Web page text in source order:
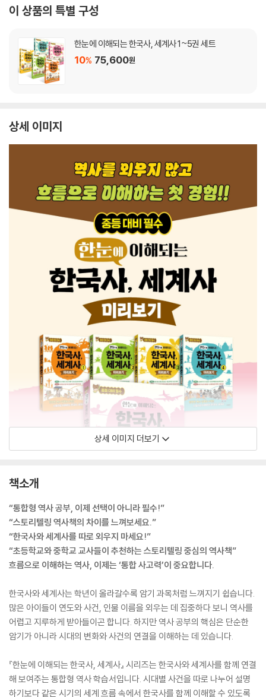
이 상품의 특별 구성
한눈에 이해되는 한국사, 세계사 1~5권 세트
10% 75,600원
상세 이미지
상세 이미지 더보기
책소개
“통합형 역사 공부, 이제 선택이 아니라 필수!”
“스토리텔링 역사책의 차이를 느껴보세요.”
“한국사와 세계사를 따로 외우지 마세요!”
“초등학교와 중학교 교사들이 추천하는 스토리텔링 중심의 역사책”
흐름으로 이해하는 역사, 이제는 ‘통합 사고력’이 중요합니다.
한국사와 세계사는 학년이 올라갈수록 암기 과목처럼 느껴지기 쉽습니다.
많은 아이들이 연도와 사건, 인물 이름을 외우는 데 집중하다 보니 역사를
어렵고 지루하게 받아들이곤 합니다. 하지만 역사 공부의 핵심은 단순한
암기가 아니라 시대의 변화와 사건의 연결을 이해하는 데 있습니다.
『한눈에 이해되는 한국사, 세계사』 시리즈는 한국사와 세계사를 함께 연결
해 보여주는 통합형 역사 학습서입니다. 시대별 사건을 따로 나누어 설명
하기보다 같은 시기의 세계 흐름 속에서 한국사를 함께 이해할 수 있도록